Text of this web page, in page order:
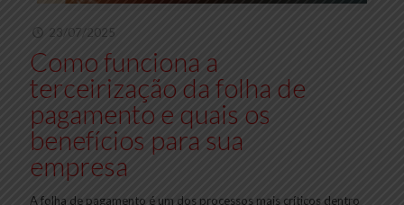
23/07/2025
Como funciona a
terceirização da folha de
pagamento e quais os
benefícios para sua
empresa
A folha de pagamento é um dos processos mais críticos dentro